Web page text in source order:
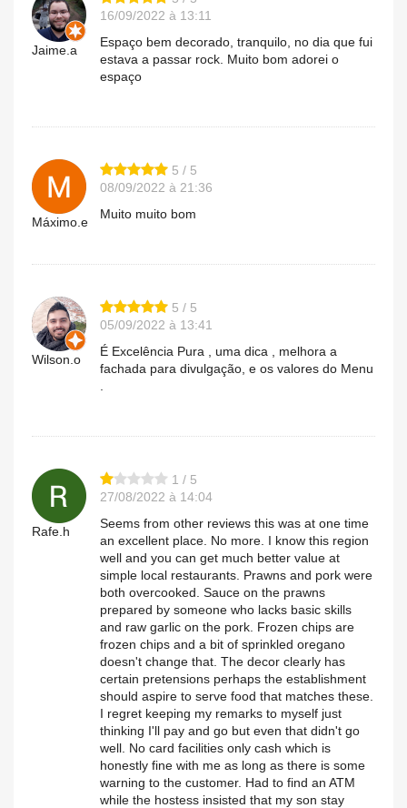
Jaime.a
16/09/2022 à 13:11
Espaço bem decorado, tranquilo, no dia que fui
estava a passar rock. Muito bom adorei o
espaço
Máximo.e
5 / 5
08/09/2022 à 21:36
Muito muito bom
Wilson.o
5 / 5
05/09/2022 à 13:41
É Excelência Pura , uma dica , melhora a
fachada para divulgação, e os valores do Menu
Rafe.h
1 / 5
27/08/2022 à 14:04
Seems from other reviews this was at one time
an excellent place. No more. I know this region
well and you can get much better value at
simple local restaurants. Prawns and pork were
both overcooked. Sauce on the prawns
prepared by someone who lacks basic skills
and raw garlic on the pork. Frozen chips are
frozen chips and a bit of sprinkled oregano
doesn't change that. The decor clearly has
certain pretensions perhaps the establishment
should aspire to serve food that matches these.
I regret keeping my remarks to myself just
thinking I'll pay and go but even that didn't go
well. No card facilities only cash which is
honestly fine with me as long as there is some
warning to the customer. Had to find an ATM
while the hostess insisted that my son stay